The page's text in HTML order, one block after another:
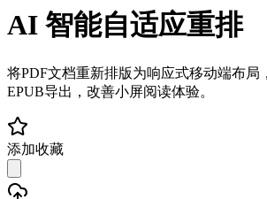
AI 智能自适应重排
将PDF文档重新排版为响应式移动端布局
EPUB导出，改善小屏阅读体验。
添加收藏